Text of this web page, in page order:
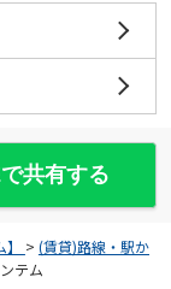
共有する
> (賃貸)路線・駅か
テム